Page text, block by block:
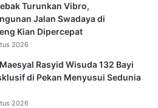
Turunkan Vibro,
Jalan Swadaya di
Kian Dipercepat
2026
Rasyid Wisuda 132 Bayi
di Pekan Menyusui Sedunia
2026